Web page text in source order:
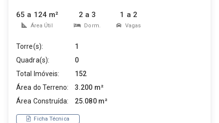
65 a 124 m²
Área Útil
2 a 3
Dorm.
1 a 2
Vagas
Torre(s):
1
Quadra(s):
0
Total Imóveis:
152
Área do Terreno:
3.200 m²
Área Construída:
25.080 m²
Ficha Técnica